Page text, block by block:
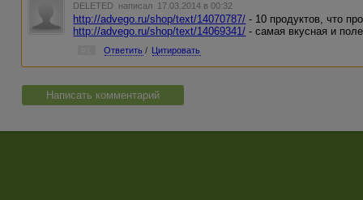
DELETED написал 17.03.2014 в 00:32
http://advego.ru/shop/text/14070787/ - 10 продуктов, что
http://advego.ru/shop/text/14069341/ - самая вкусная и
Ответить / Цитировать
Написать комментарий